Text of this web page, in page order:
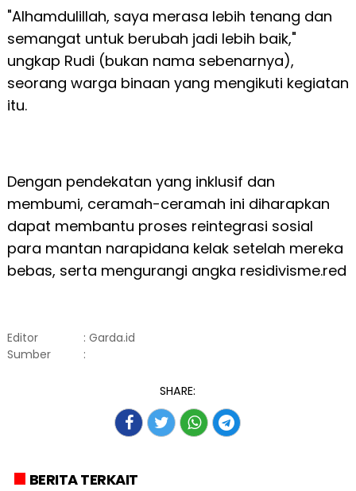
"Alhamdulillah, saya merasa lebih tenang dan
semangat untuk berubah jadi lebih baik,"
ungkap Rudi (bukan nama sebenarnya),
seorang warga binaan yang mengikuti kegiatan
itu.
Dengan pendekatan yang inklusif dan
membumi, ceramah-ceramah ini diharapkan
dapat membantu proses reintegrasi sosial
para mantan narapidana kelak setelah mereka
bebas, serta mengurangi angka residivisme.red
Editor
: Garda.id
Sumber
:
SHARE:
BERITA TERKAIT